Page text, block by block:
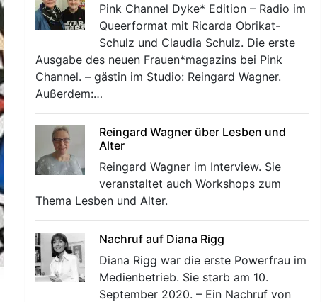
Pink Channel Dyke* Edition – Radio im
Queerformat mit Ricarda Obrikat-
Schulz und Claudia Schulz. Die erste
Ausgabe des neuen Frauen*magazins bei Pink
Channel. – gästin im Studio: Reingard Wagner.
Außerdem:…
Reingard Wagner über Lesben und
Alter
Reingard Wagner im Interview. Sie
veranstaltet auch Workshops zum
Thema Lesben und Alter.
Nachruf auf Diana Rigg
Diana Rigg war die erste Powerfrau im
Medienbetrieb. Sie starb am 10.
September 2020. – Ein Nachruf von